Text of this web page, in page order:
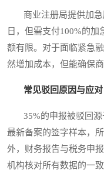
商业注册局提供加急
日，但需支付100%的
额有限。对于面临紧急
然增加成本，但能确保
常见驳回原因与应对
35%的申报被驳回源
最新备案的签字样本，
外，财务报告与税务申
机构核对所有数据的一致